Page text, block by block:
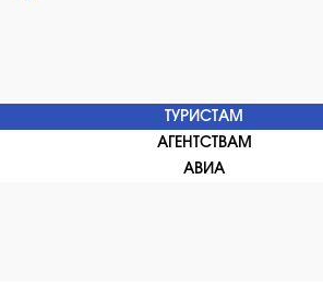
ТУРИСТАМ
АГЕНТСТВАМ
АВИА